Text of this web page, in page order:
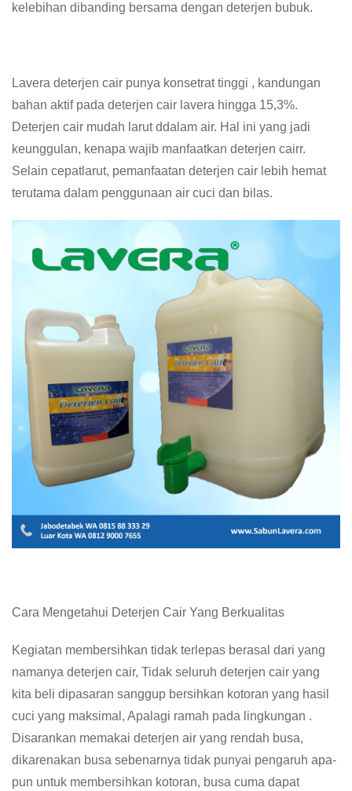
kelebihan dibanding bersama dengan deterjen bubuk.
Lavera deterjen cair punya konsetrat tinggi , kandungan
bahan aktif pada deterjen cair lavera hingga 15,3%.
Deterjen cair mudah larut ddalam air. Hal ini yang jadi
keunggulan, kenapa wajib manfaatkan deterjen cairr.
Selain cepatlarut, pemanfaatan deterjen cair lebih hemat
terutama dalam penggunaan air cuci dan bilas.
Cara Mengetahui Deterjen Cair Yang Berkualitas
Kegiatan membersihkan tidak terlepas berasal dari yang
namanya deterjen cair, Tidak seluruh deterjen cair yang
kita beli dipasaran sanggup bersihkan kotoran yang hasil
cuci yang maksimal, Apalagi ramah pada lingkungan .
Disarankan memakai deterjen air yang rendah busa,
dikarenakan busa sebenarnya tidak punyai pengaruh apa-
pun untuk membersihkan kotoran, busa cuma dapat